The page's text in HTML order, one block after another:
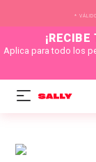
*
Aplica para todo los